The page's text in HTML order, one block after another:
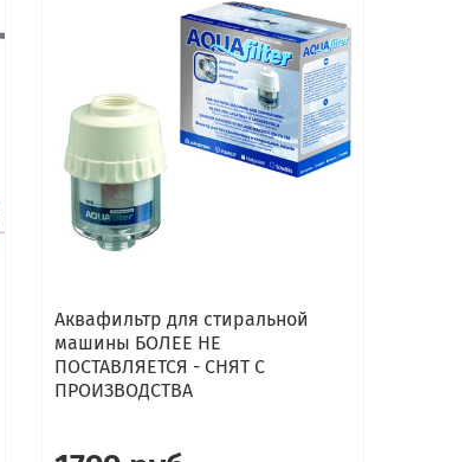
Аквафильтр для стиральной
машины БОЛЕЕ НЕ
ПОСТАВЛЯЕТСЯ - СНЯТ С
ПРОИЗВОДСТВА